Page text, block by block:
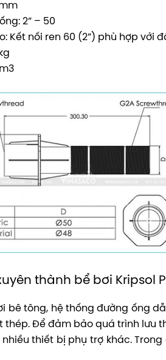
2” – 50
Kết nối ren 60 (2”) phù hợp với
thành bể bơi Kripsol
bê tông, hệ thống đường ống
thép. Để đảm bảo quá trình lưu
thiết bị phụ trợ khác. Trong